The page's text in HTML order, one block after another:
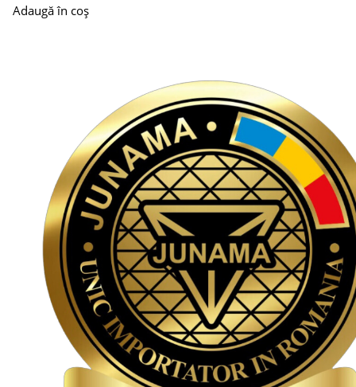
Adaugă în coș